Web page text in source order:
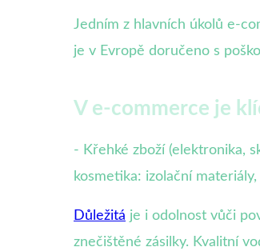
Jedním z hlavních úkolů e-
je v Evropě doručeno s
V e-commerce je
- Křehké zboží (elektronika,
kosmetika: izolační
Důležitá je i odolnost vůči
znečištěné zásilky. Kvalitní